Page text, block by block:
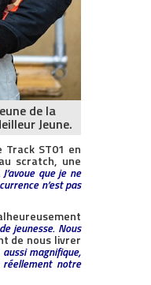
de la
Jeune.
Track ST01 en
scratch, une
que je ne
n’est pas
jeunesse. Nous
de nous livrer
magnifique,
notre